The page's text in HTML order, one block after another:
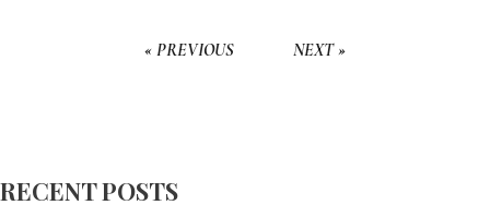
« PREVIOUS NEXT »
RECENT POSTS